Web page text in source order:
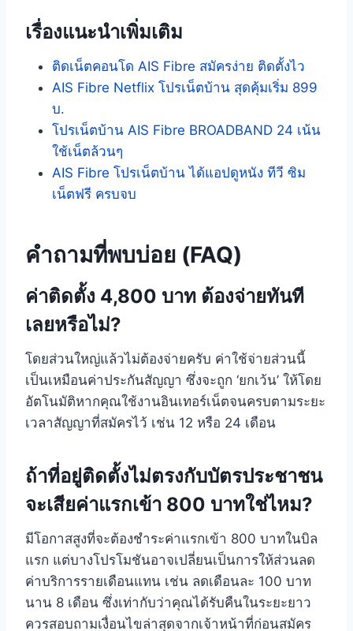
เรื่องแนะนำเพิ่มเติม
ติดเน็ตคอนโด AIS Fibre สมัครง่าย ติดตั้งไว
AIS Fibre Netflix โปรเน็ตบ้าน สุดคุ้มเริ่ม 899
บ.
โปรเน็ตบ้าน AIS Fibre BROADBAND 24 เน้น
ใช้เน็ตล้วนๆ
AIS Fibre โปรเน็ตบ้าน ได้แอปดูหนัง ทีวี ซิม
เน็ตฟรี ครบจบ
คำถามที่พบบ่อย (FAQ)
ค่าติดตั้ง 4,800 บาท ต้องจ่ายทันที
เลยหรือไม่?
โดยส่วนใหญ่แล้วไม่ต้องจ่ายครับ ค่าใช้จ่ายส่วนนี้
เป็นเหมือนค่าประกันสัญญา ซึ่งจะถูก ‘ยกเว้น’ ให้โดย
อัตโนมัติหากคุณใช้งานอินเทอร์เน็ตจนครบตามระยะ
เวลาสัญญาที่สมัครไว้ เช่น 12 หรือ 24 เดือน
ถ้าที่อยู่ติดตั้งไม่ตรงกับบัตรประชาชน
จะเสียค่าแรกเข้า 800 บาทใช่ไหม?
มีโอกาสสูงที่จะต้องชำระค่าแรกเข้า 800 บาทในบิล
แรก แต่บางโปรโมชันอาจเปลี่ยนเป็นการให้ส่วนลด
ค่าบริการรายเดือนแทน เช่น ลดเดือนละ 100 บาท
นาน 8 เดือน ซึ่งเท่ากับว่าคุณได้รับคืนในระยะยาว
ควรสอบถามเงื่อนไขล่าสุดจากเจ้าหน้าที่ก่อนสมัคร